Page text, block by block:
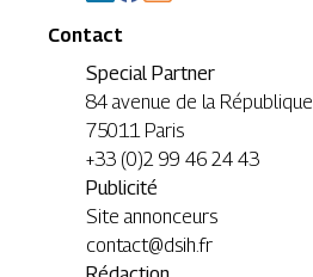
Contact
Special Partner
84 avenue de la République
75011 Paris
+33 (0)2 99 46 24 43
Publicité
Site annonceurs
contact@dsih.fr